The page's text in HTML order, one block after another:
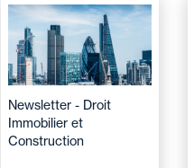
Newsletter - Droit
Immobilier et
Construction